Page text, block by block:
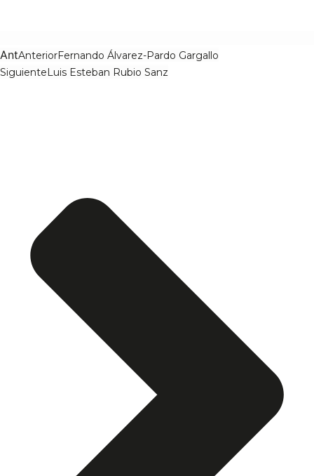
AntAnteriorFernando Álvarez-Pardo Gargallo
SiguienteLuis Esteban Rubio Sanz